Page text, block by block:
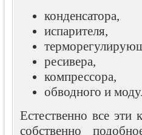
конденсатора,
испарителя,
ресивера,
компрессора,
обводного и
Естественно все
собственно